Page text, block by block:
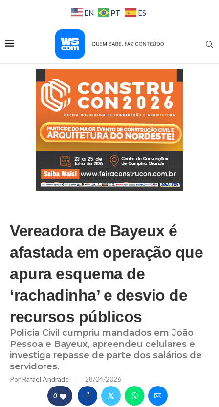
EN PT ES
Vereadora de Bayeux é
afastada em operação que
apura esquema de
‘rachadinha’ e desvio de
recursos públicos
Polícia Civil cumpriu mandados em João
Pessoa e Bayeux, apreendeu celulares e
investiga repasse de parte dos salários de
servidores.
Por Rafael Andrade 28/04/2026
0